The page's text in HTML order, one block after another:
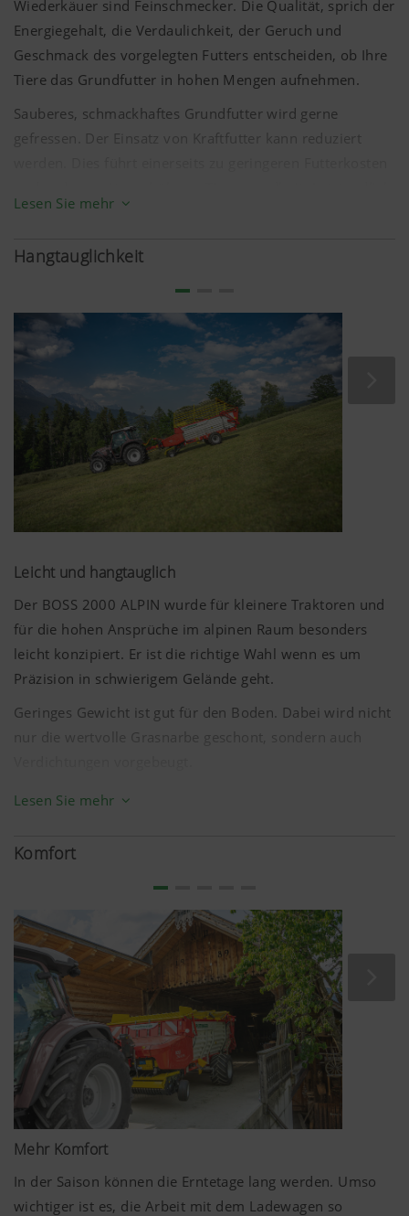
Wiederkäuer sind Feinschmecker. Die Qualität, sprich der
Energiegehalt, die Verdaulichkeit, der Geruch und
Geschmack des vorgelegten Futters entscheiden, ob Ihre
Tiere das Grundfutter in hohen Mengen aufnehmen.
Sauberes, schmackhaftes Grundfutter wird gerne
gefressen. Der Einsatz von Kraftfutter kann reduziert
profitieren Sie von sauberem und qaulitativ
Betrieb.
Der exakt gleichmäßige Schnitt der Messer und die
schonende Futterweitergabe des Ladeaggregats von der
Pick-up in den Laderaum sorgen für eine gute
Lesen Sie mehr
Hangtauglichkeit
Leicht und hangtauglich
Der BOSS 2000 ALPIN wurde für kleinere Traktoren und
für die hohen Ansprüche im alpinen Raum besonders
leicht konzipiert. Er ist die richtige Wahl wenn es um
Präzision in schwierigem Gelände geht.
Geringes Gewicht ist gut für den Boden. Dabei wird nicht
nur die wertvolle Grasnarbe geschont, sondern auch
Der geschweißte Rahmen ist für hohe Belastungen
Zusätzlich zeichnet sich das geringe Gewicht durch den
Eigenschaften machen den BOSS 2000 ALPIN zum
perfekten Partner für Fahrten im Hang.
Lesen Sie mehr
Komfort
Mehr Komfort
In der Saison können die Erntetage lang werden. Umso
wichtiger ist es, die Arbeit mit dem Ladewagen so